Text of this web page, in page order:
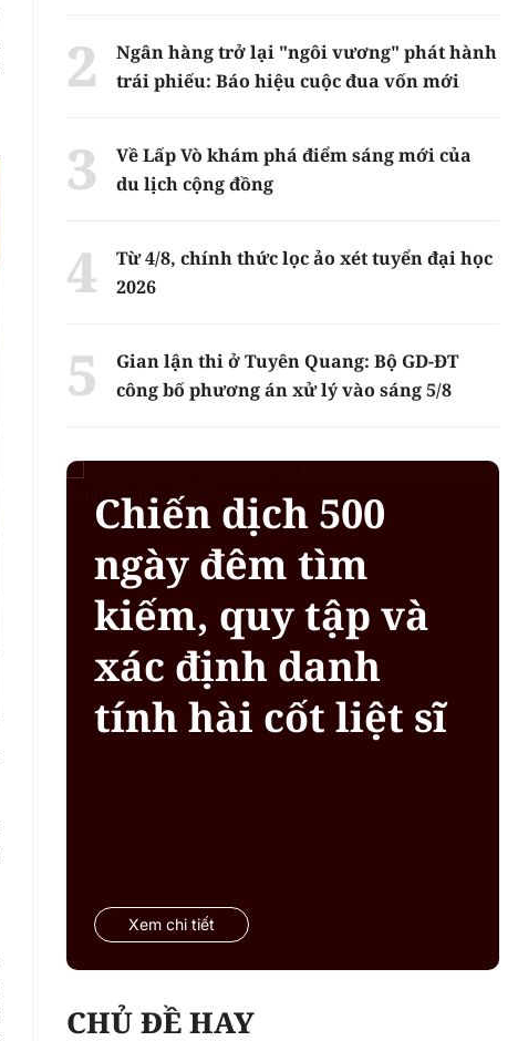
Ngân hàng trở lại "ngôi vương" phát hành
trái phiếu: Báo hiệu cuộc đua vốn mới
Về Lấp Vò khám phá điểm sáng mới của
du lịch cộng đồng
Từ 4/8, chính thức lọc ảo xét tuyển đại học
2026
Gian lận thi ở Tuyên Quang: Bộ GD-ĐT
công bố phương án xử lý vào sáng 5/8
Chiến dịch 500
ngày đêm tìm
kiếm, quy tập và
xác định danh
tính hài cốt liệt sĩ
Xem chi tiết
CHỦ ĐỀ HAY